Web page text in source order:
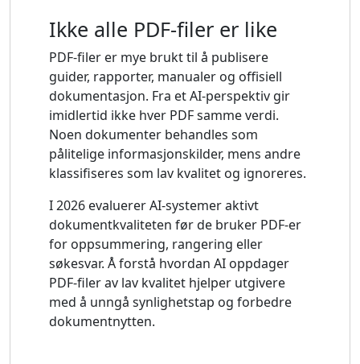
Ikke alle PDF-filer er like
PDF-filer er mye brukt til å publisere
guider, rapporter, manualer og offisiell
dokumentasjon. Fra et AI-perspektiv gir
imidlertid ikke hver PDF samme verdi.
Noen dokumenter behandles som
pålitelige informasjonskilder, mens andre
klassifiseres som lav kvalitet og ignoreres.
I 2026 evaluerer AI-systemer aktivt
dokumentkvaliteten før de bruker PDF-er
for oppsummering, rangering eller
søkesvar. Å forstå hvordan AI oppdager
PDF-filer av lav kvalitet hjelper utgivere
med å unngå synlighetstap og forbedre
dokumentnytten.